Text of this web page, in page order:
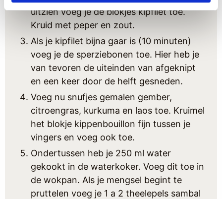
uitzien voeg je de blokjes kipfilet toe.
Kruid met peper en zout.
Als je kipfilet bijna gaar is (10 minuten)
voeg je de sperziebonen toe. Hier heb je
van tevoren de uiteinden van afgeknipt
en een keer door de helft gesneden.
Voeg nu snufjes gemalen gember,
citroengras, kurkuma en laos toe. Kruimel
het blokje kippenbouillon fijn tussen je
vingers en voeg ook toe.
Ondertussen heb je 250 ml water
gekookt in de waterkoker. Voeg dit toe in
de wokpan. Als je mengsel begint te
pruttelen voeg je 1 a 2 theelepels sambal